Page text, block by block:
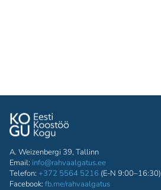
A. Weizenbergi 39, Tallinn
Email: info@rahvaalgatus.ee
Telefon: +372 5564 5216 (E-N 9:00–16:30)
Facebook: fb.me/rahvaalgatus